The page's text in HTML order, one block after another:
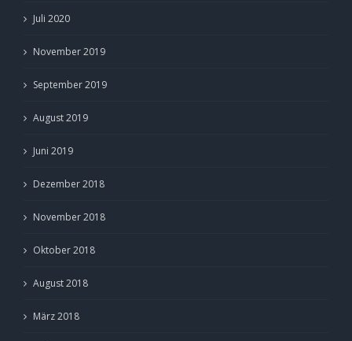
Juli 2020
November 2019
September 2019
August 2019
Juni 2019
Dezember 2018
November 2018
Oktober 2018
August 2018
März 2018